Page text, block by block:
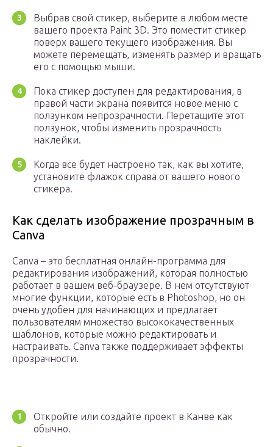
Выбрав свой стикер, выберите в любом месте
вашего проекта Paint 3D. Это поместит стикер
поверх вашего текущего изображения. Вы
можете перемещать, изменять размер и вращать
его с помощью мыши.
Пока стикер доступен для редактирования, в
правой части экрана появится новое меню с
ползунком непрозрачности. Перетащите этот
ползунок, чтобы изменить прозрачность
наклейки.
Когда все будет настроено так, как вы хотите,
установите флажок справа от вашего нового
стикера.
Как сделать изображение прозрачным в
Canva
Canva – это бесплатная онлайн-программа для
редактирования изображений, которая полностью
работает в вашем веб-браузере. В нем отсутствуют
многие функции, которые есть в Photoshop, но он
очень удобен для начинающих и предлагает
пользователям множество высококачественных
шаблонов, которые можно редактировать и
настраивать. Canva также поддерживает эффекты
прозрачности.
Откройте или создайте проект в Канве как
обычно.